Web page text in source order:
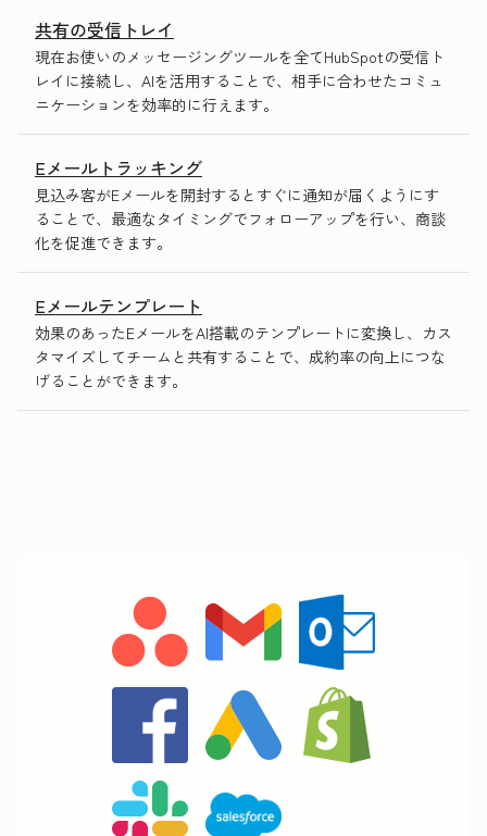
共有の受信トレイ
現在お使いのメッセージングツールを全てHubSpotの受信ト
レイに接続し、AIを活用することで、相手に合わせたコミュ
ニケーションを効率的に行えます。
Eメールトラッキング
見込み客がEメールを開封するとすぐに通知が届くようにす
ることで、最適なタイミングでフォローアップを行い、商談
化を促進できます。
Eメールテンプレート
効果のあったEメールをAI搭載のテンプレートに変換し、カス
タマイズしてチームと共有することで、成約率の向上につな
げることができます。